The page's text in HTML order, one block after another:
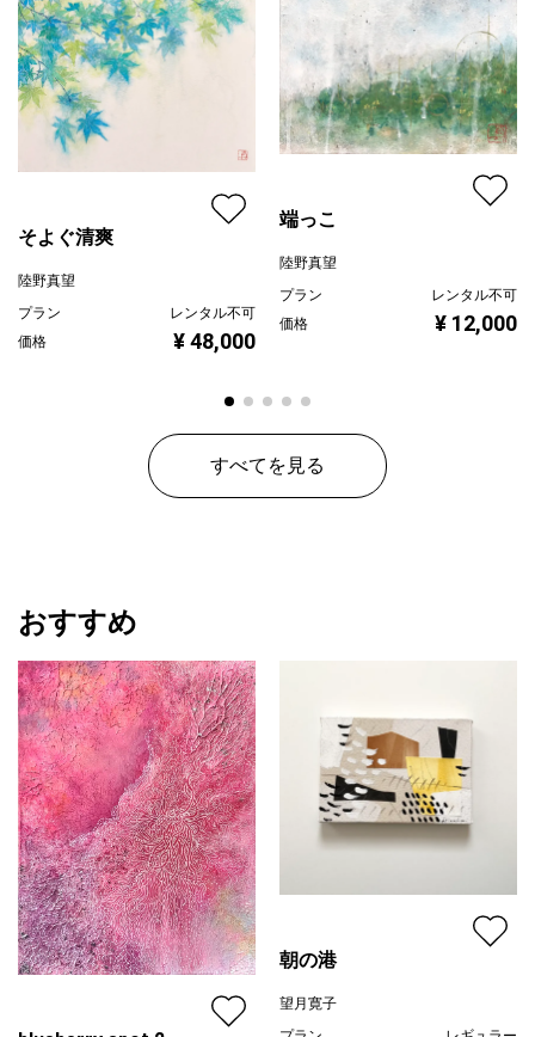
ジャンル
動物・生き物
配送目安
二週間以内
そよぐ清爽
陸野真望
プラン
レンタル不可
価格
¥ 48,000
端っこ
陸野真望
プラン
レンタル不可
価格
¥ 12,000
すべてを見る
おすすめ
朝の港
望月寛子